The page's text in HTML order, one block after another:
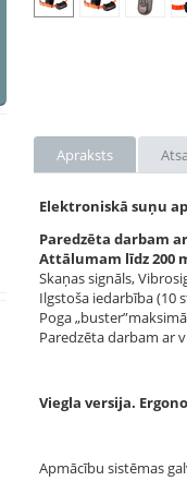
Apraksts
Elektroniskā suņu
Paredzēta darbam
Attālumam līdz 200
Skaņas signāls,
Ilgstoša iedarbība (10
Poga
Paredzēta darbam ar
Viegla versija.
Apmācību sistēmas